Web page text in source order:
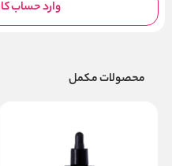
وارد حساب
محصولات مکمل